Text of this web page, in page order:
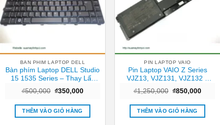
BAN PHIM LAPTOP DELL
Bàn phím Laptop DELL Studio
15 1535 Series – Thay Lấy
₫500,000 Giá
là:
₫500,000.
₫350,000Giá
tại
₫350,000.
THÊM VÀO GIỎ HÀNG
PIN LAPTOP VAIO
Pin Laptop VAIO Z Series
VJZ13, VJZ131, VJZ132 –
₫1,250,000 Giá
là:
₫1,250,000.
₫850,000Giá
tại
THÊM VÀO GIỎ HÀNG